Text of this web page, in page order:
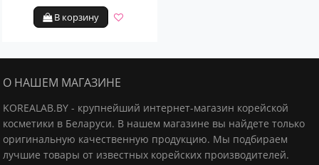
В корзину
О НАШЕМ МАГАЗИНЕ
KOREALAB.BY - крупнейший интернет-магазин корейской
косметики в Беларуси. В нашем магазине вы найдете только
оригинальную качественную продукцию. Мы подбираем
лучшие товары от известных корейских производителей.